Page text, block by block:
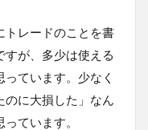
トレードのことを書
すが、多少は使える
ています。少なく
のに大損した」なん
ています。